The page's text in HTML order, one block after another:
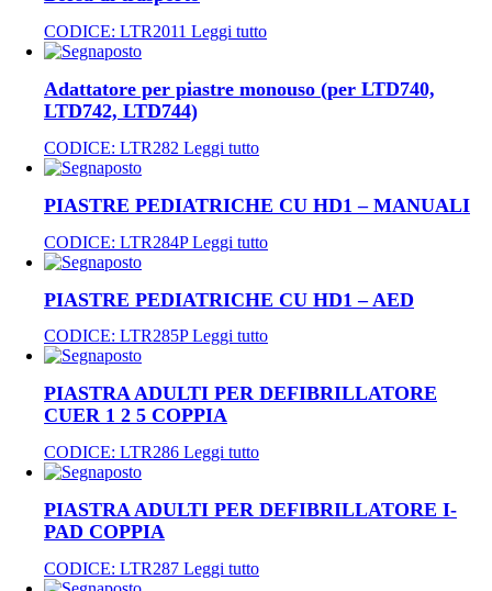
CODICE: LTR2011 Leggi tutto
Adattatore per piastre monouso (per LTD740,
LTD742, LTD744)
CODICE: LTR282 Leggi tutto
PIASTRE PEDIATRICHE CU HD1 – MANUALI
CODICE: LTR284P Leggi tutto
PIASTRE PEDIATRICHE CU HD1 – AED
CODICE: LTR285P Leggi tutto
PIASTRA ADULTI PER DEFIBRILLATORE
CUER 1 2 5 COPPIA
CODICE: LTR286 Leggi tutto
PIASTRA ADULTI PER DEFIBRILLATORE I-
PAD COPPIA
CODICE: LTR287 Leggi tutto